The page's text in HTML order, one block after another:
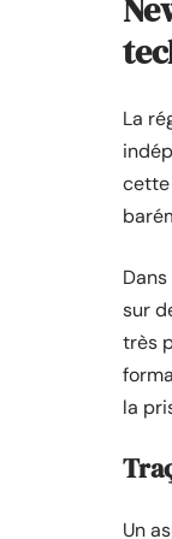
La
cette
sur
très
la
Un